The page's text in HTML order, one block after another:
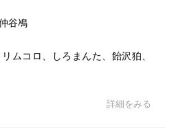
谷鳰
ムコロ、しろまんた、飴沢狛、
詳細をみる